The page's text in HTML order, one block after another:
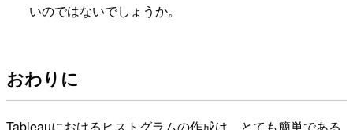
いのではないでしょうか。
おわりに
Tableauにおけるヒストグラムの作成は、とても簡単である